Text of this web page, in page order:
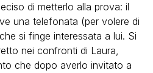
di metterlo alla prova: il
una telefonata (per volere di
si finge interessata a lui. Si
nei confronti di Laura,
che dopo averlo invitato a